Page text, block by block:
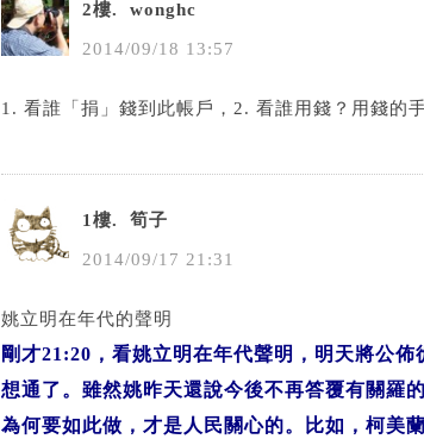
2樓. wonghc
2014/09/18 13:57
1. 看誰「捐」錢到此帳戶，2. 看誰用錢？用錢的
1樓. 筍子
2014/09/17 21 :31
姚立明在年代的聲明
剛才21:20，看姚立明在年代聲明，明天將公
想通了。雖然姚昨天還說今後不再答覆有關羅
為何要如此做，才是人民關心的。比如，柯美